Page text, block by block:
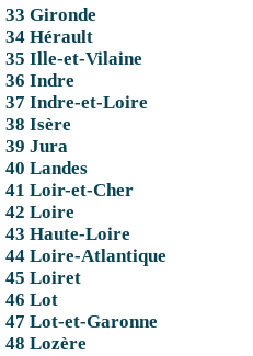
33 Gironde
34 Hérault
35 Ille-et-Vilaine
36 Indre
37 Indre-et-Loire
38 Isère
39 Jura
40 Landes
41 Loir-et-Cher
42 Loire
43 Haute-Loire
44 Loire-Atlantique
45 Loiret
46 Lot
47 Lot-et-Garonne
48 Lozère